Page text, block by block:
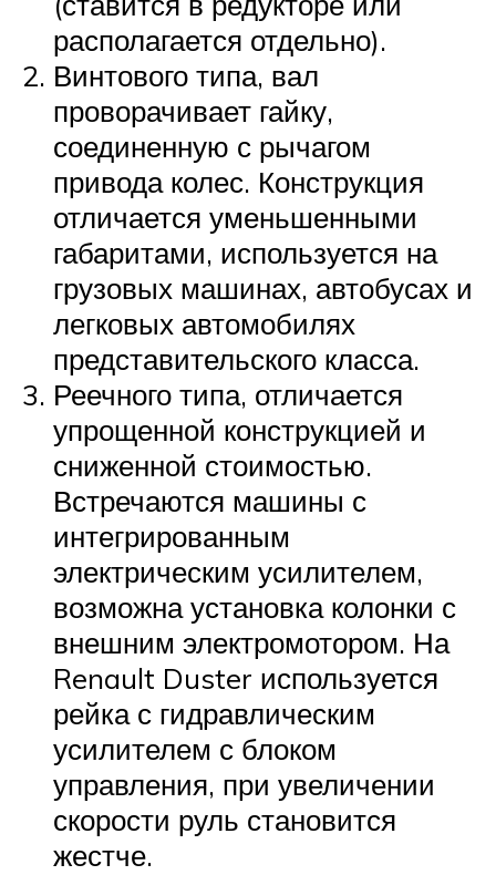
располагается отдельно).
Винтового типа, вал
проворачивает гайку,
соединенную с рычагом
привода колес. Конструкция
отличается уменьшенными
габаритами, используется на
грузовых машинах, автобусах и
легковых автомобилях
представительского класса.
Реечного типа, отличается
упрощенной конструкцией и
сниженной стоимостью.
Встречаются машины с
интегрированным
электрическим усилителем,
возможна установка колонки с
внешним электромотором. На
Renault Duster используется
рейка с гидравлическим
усилителем с блоком
управления, при увеличении
скорости руль становится
жестче.